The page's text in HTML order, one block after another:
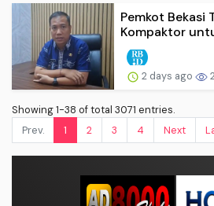
Pemkot Bekasi
Kompaktor
2 days ago
Showing 1-38 of total 3071 entries.
Prev.
1 2 3 4 Next